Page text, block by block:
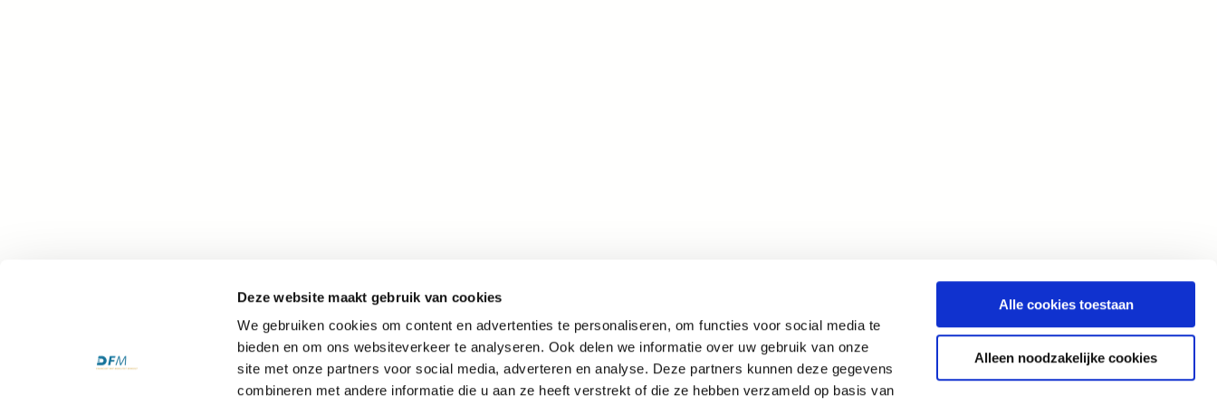
Deze website maakt gebruik van cookies
We gebruiken cookies om content en advertenties te personaliseren, om functies voor social media te
bieden en om ons websiteverkeer te analyseren. Ook delen we informatie over uw gebruik van onze
site met onze partners voor social media, adverteren en analyse. Deze partners kunnen deze gegevens
combineren met andere informatie die u aan ze heeft verstrekt of die ze hebben verzameld op basis van
Alle cookies toestaan
Alleen noodzakelijke cookies